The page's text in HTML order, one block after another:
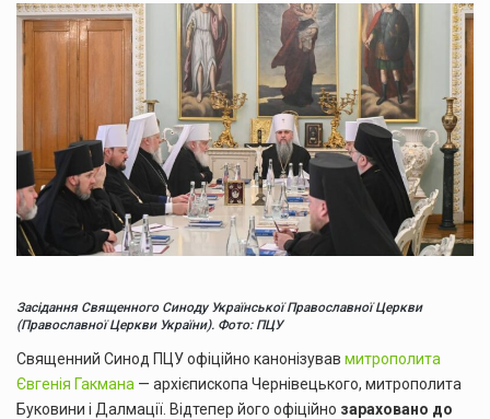
Засідання Священного Синоду Української Православної Церкви
(Православної Церкви України). Фото: ПЦУ
Священний Синод ПЦУ офіційно канонізував митрополита
Євгенія Гакмана — архієпископа Чернівецького, митрополита
Буковини і Далмації. Відтепер його офіційно зараховано до